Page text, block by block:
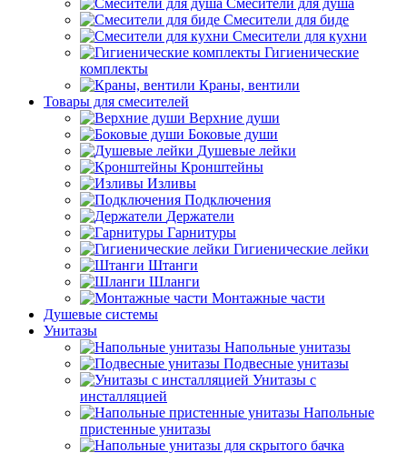
Смесители для душа
Смесители для биде
Смесители для кухни
Гигиенические
комплекты
Краны, вентили
Товары для смесителей
Верхние души
Боковые души
Душевые лейки
Кронштейны
Изливы
Подключения
Держатели
Гарнитуры
Гигиенические лейки
Штанги
Шланги
Монтажные части
Душевые системы
Унитазы
Напольные унитазы
Подвесные унитазы
Унитазы с
инсталляцией
Напольные
пристенные унитазы